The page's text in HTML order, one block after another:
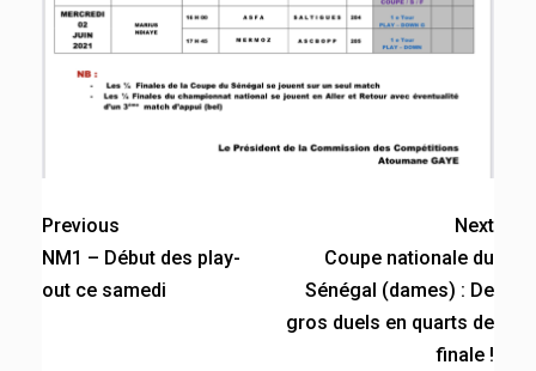
Previous
NM1 – Début des play-
out ce samedi
Next
Coupe nationale du
Sénégal (dames) : De
gros duels en quarts de
finale !